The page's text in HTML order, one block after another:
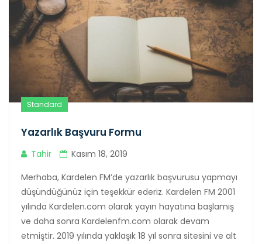
Standard
Yazarlık Başvuru Formu
Tahir
Kasım 18, 2019
Merhaba, Kardelen FM’de yazarlık başvurusu yapmayı
düşündüğünüz için teşekkür ederiz. Kardelen FM 2001
yılında Kardelen.com olarak yayın hayatına başlamış
ve daha sonra Kardelenfm.com olarak devam
etmiştir. 2019 yılında yaklaşık 18 yıl sonra sitesini ve alt